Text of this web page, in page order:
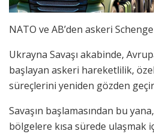
NATO ve AB’den askeri
Ukrayna Savaşı akabinde,
başlayan askeri hareketlilik,
süreçlerini yeniden gözden
Savaşın başlamasından bu
bölgelere kısa sürede ulaşmak